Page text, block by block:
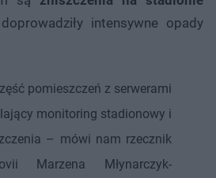
intensywne opady
pomieszczeń z serwerami
monitoring stadionowy i
– mówi nam rzecznik
Marzena Młynarczyk-